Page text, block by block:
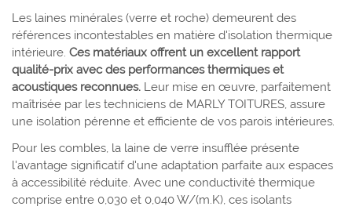
Les laines minérales (verre et roche) demeurent des
références incontestables en matière d'isolation thermique
intérieure. Ces matériaux offrent un excellent rapport
qualité-prix avec des performances thermiques et
acoustiques reconnues. Leur mise en œuvre, parfaitement
maîtrisée par les techniciens de MARLY TOITURES, assure
une isolation pérenne et efficiente de vos parois intérieures.
Pour les combles, la laine de verre insufflée présente
l'avantage significatif d'une adaptation parfaite aux espaces
à accessibilité réduite. Avec une conductivité thermique
comprise entre 0,030 et 0,040 W/(m.K), ces isolants